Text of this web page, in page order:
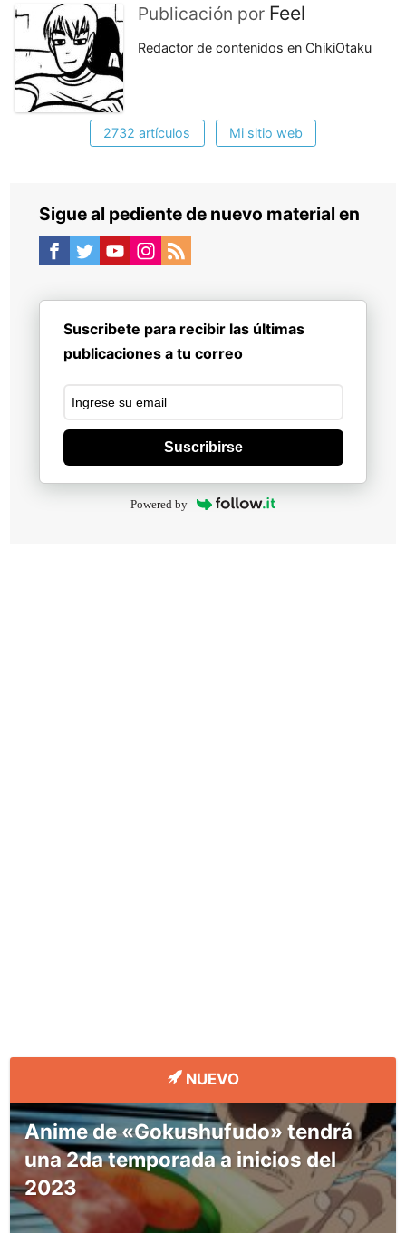
Publicación por Feel
Redactor de contenidos en ChikiOtaku
2732 artículos Mi sitio web
Sigue al pediente de nuevo material en
Suscribete para recibir las últimas
publicaciones a tu correo
Suscribirse
Powered by
NUEVO
Anime de «Gokushufudo» tendrá
una 2da temporada a inicios del
2023